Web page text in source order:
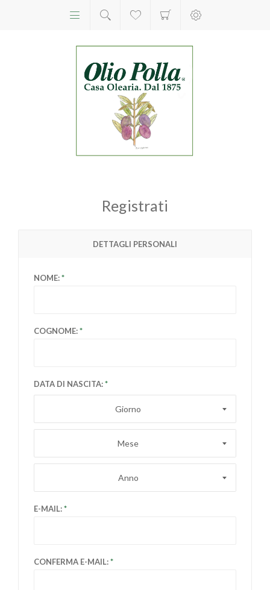
Registrati
DETTAGLI PERSONALI
NOME:
COGNOME:
DATA DI NASCITA:
Giorno
Mese
Anno
E-MAIL:
CONFERMA E-MAIL: